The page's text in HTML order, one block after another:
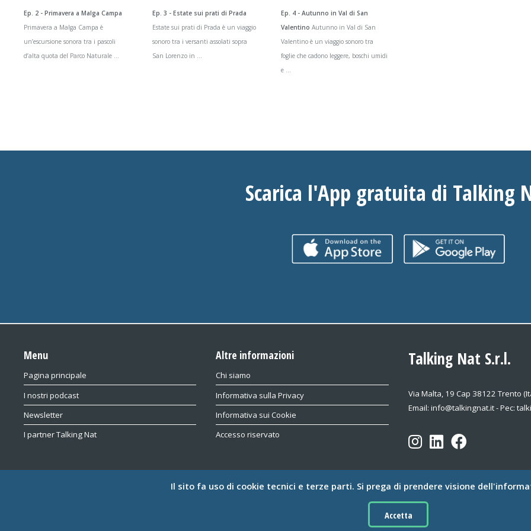
Ep. 2 - Primavera a Malga Campa
Primavera a Malga Campa è
un’escursione sonora tra i pascoli
d’alta quota del Parco Naturale ...
Ep. 3 - Estate sui prati di Prada
Estate sui prati di Prada è un viaggio
sonoro tra i versanti assolati sopra
San Lorenzo in ...
Ep. 4 - Autunno in Val di San
Valentino Autunno in Val di San
Valentino è un viaggio sonoro tra
foglie che cadono leggere, boschi umidi
e ...
Scarica l'App gratuita di Talking
Menu
Pagina principale
I nostri podcast
Newsletter
I partner Talking Nat
Altre informazioni
Chi siamo
Informativa sulla Privacy
Informativa sui Cookie
Accesso riservato
Talking Nat S.r.l.
Via Malta, 19 Cap 38122 Trento
Email: info@talkingnat.it - Pec:
© Talking Nat S.r.l. Tutti i diritti riservati.
rev. 3.3 - 2025.06.18
Il sito fa uso di cookie tecnici e terze parti. Si prega di prendere visione
Accetta